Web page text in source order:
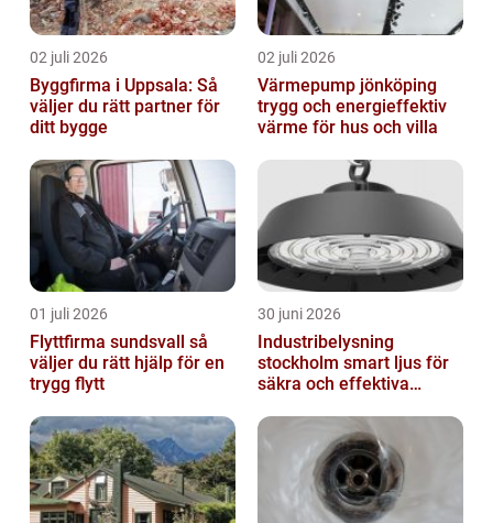
02 juli 2026
Byggfirma i Uppsala: Så
väljer du rätt partner för
ditt bygge
02 juli 2026
Värmepump jönköping
trygg och energieffektiv
värme för hus och villa
01 juli 2026
Flyttfirma sundsvall så
väljer du rätt hjälp för en
trygg flytt
30 juni 2026
Industribelysning
stockholm smart ljus för
säkra och effektiva